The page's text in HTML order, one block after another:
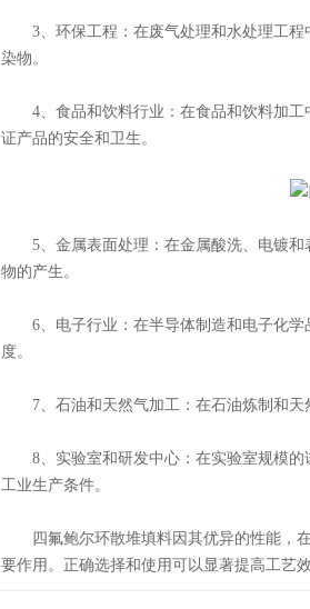
3、环保工程：在废气处理和水处理工程
染物。
4、食品和饮料行业：在食品和饮料加工
证产品的安全和卫生。
5、金属表面处理：在金属酸洗、电镀和
物的产生。
6、电子行业：在半导体制造和电子化学
度。
7、石油和天然气加工：在石油炼制和天
8、实验室和研发中心：在实验室规模的
工业生产条件。
四氟鲍尔环散堆填料因其优异的性能，在
要作用。正确选择和使用可以显著提高工艺